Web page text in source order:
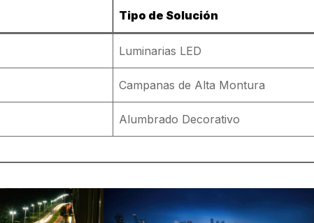
Tipo de Solución
Luminarias LED
Campanas de Alta Montura
Alumbrado Decorativo